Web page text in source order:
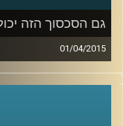
גם הסכסוך הזה
01/04/2015
דיקן ביה"ס